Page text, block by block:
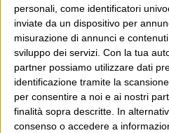
personali, come identificatori
inviate da un dispositivo per
misurazione di annunci e
sviluppo dei servizi. Con la tua
partner possiamo utilizzare dati
identificazione tramite la
per consentire a noi e ai nostri
finalità sopra descritte. In
consenso o accedere a
POST PRECEDENTE
Un dono dal cielo